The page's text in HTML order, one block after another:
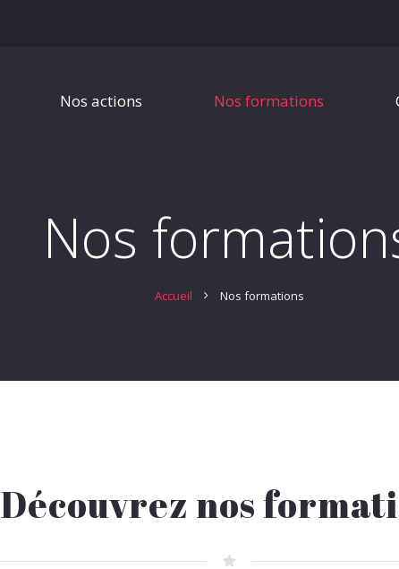
Nos actions Nos formations
Nos
Accueil Nos formations
Découvrez nos